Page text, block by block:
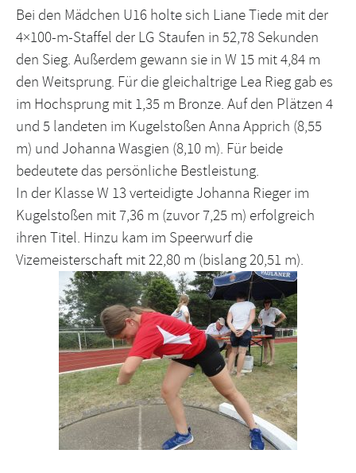
Bei den Mädchen U16 holte sich Liane Tiede mit der
4×100-m-Staffel der LG Staufen in 52,78 Sekunden
den Sieg. Außerdem gewann sie in W 15 mit 4,84 m
den Weitsprung. Für die gleichaltrige Lea Rieg gab es
im Hochsprung mit 1,35 m Bronze. Auf den Plätzen 4
und 5 landeten im Kugelstoßen Anna Apprich (8,55
m) und Johanna Wasgien (8,10 m). Für beide
bedeutete das persönliche Bestleistung.
In der Klasse W 13 verteidigte Johanna Rieger im
Kugelstoßen mit 7,36 m (zuvor 7,25 m) erfolgreich
ihren Titel. Hinzu kam im Speerwurf die
Vizemeisterschaft mit 22,80 m (bislang 20,51 m).